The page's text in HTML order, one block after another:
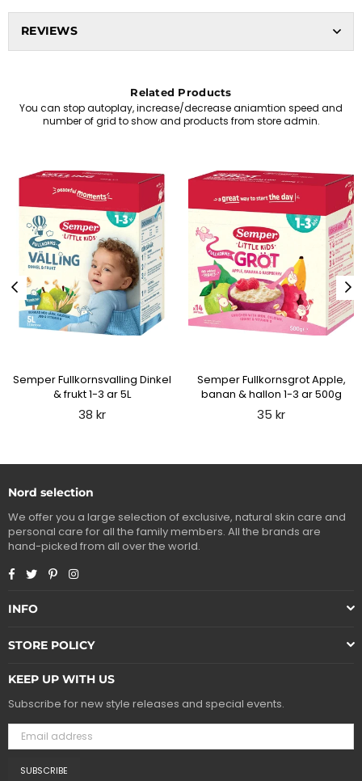
REVIEWS
Related Products
You can stop autoplay, increase/decrease aniamtion speed and
number of grid to show and products from store admin.
Semper Fullkornsvalling Dinkel
& frukt 1-3 ar 5L
Regular
38 kr
Semper Fullkornsgrot Apple,
banan & hallon 1-3 ar 500g
Regular
35 kr
Nord selection
We offer you a large selection of exclusive, natural skin care and
personal care for all the family members. All the brands are
hand-picked from all over the world.
Facebook
TwitterPinterestInstagram
INFO
STORE POLICY
KEEP UP WITH US
Subscribe for new style releases and special events.
SUBSCRIBE